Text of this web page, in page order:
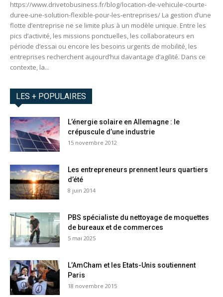
https://www.drivetobusiness.fr/blog/location-de-vehicule-courte-
duree-une-solution-flexible-pour-les-entreprises/ La gestion d’une
flotte d’entreprise ne se limite plus à un modèle unique. Entre les
pics d’activité, les missions ponctuelles, les collaborateurs en
période d’essai ou encore les besoins urgents de mobilité, les
entreprises recherchent aujourd’hui davantage d’agilité. Dans ce
contexte, la...
LES + POPULAIRES
L’énergie solaire en Allemagne : le
crépuscule d’une industrie
15 novembre 2012
Les entrepreneurs prennent leurs quartiers
d’été
8 juin 2014
PBS spécialiste du nettoyage de moquettes
de bureaux et de commerces
5 mai 2025
L’AmCham et les Etats-Unis soutiennent
Paris
18 novembre 2015